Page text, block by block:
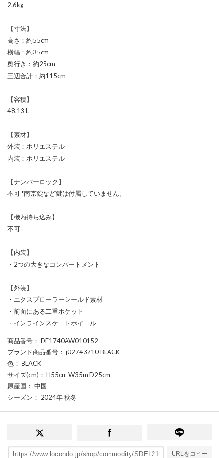
2.6kg
【寸法】
高さ：約55cm
横幅：約35cm
奥行き：約25cm
三辺合計：約115cm
【容積】
48.13 L
【素材】
外装：ポリエステル
内装：ポリエステル
【ナンバーロック】
不可 *南京錠など鍵は付属していません。
【機内持ち込み】
不可
【内装】
・2つの大きなコンパートメント
【外装】
・エクスプローラーシールド素材
・前面にある二重ポケット
・インラインスケートホイール
商品番号 ： DE1740AW010152
ブランド商品番号 ： j02743210 BLACK
色 ： BLACK
サイズ(cm) ： H55cm W35m D25cm
原産国 ： 中国
シーズン ： 2024年 秋冬
URLをコピー